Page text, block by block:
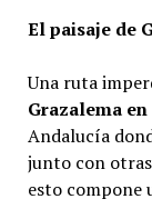
El paisaje de
Una ruta
Grazalema en
Andalucía
junto con
esto compone